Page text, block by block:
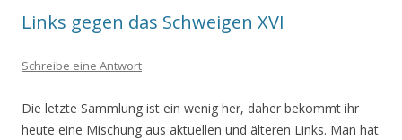
Links gegen das Schweigen XVI
Schreibe eine Antwort
Die letzte Sammlung ist ein wenig her, daher bekommt ihr
heute eine Mischung aus aktuellen und älteren Links. Man hat